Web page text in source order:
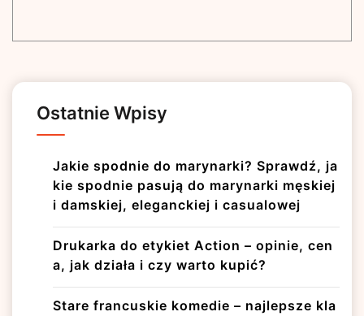
Ostatnie Wpisy
Jakie spodnie do marynarki? Sprawdź, ja
kie spodnie pasują do marynarki męskiej
i damskiej, eleganckiej i casualowej
Drukarka do etykiet Action – opinie, cen
a, jak działa i czy warto kupić?
Stare francuskie komedie – najlepsze kla